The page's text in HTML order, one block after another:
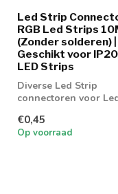
Led Strip
RGB Led Strips
(Zonder solderen) |
Geschikt voor IP20
LED Strips
Diverse Led Strip
connectoren voor
€0,45
Op voorraad